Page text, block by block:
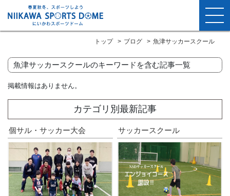
トップ ブログ 魚津サッカースクール
魚津サッカースクールのキーワードを含む記事一覧
掲載情報はありません。
カテゴリ別最新記事
個サル・サッカー大会 サッカースクール